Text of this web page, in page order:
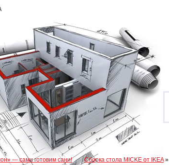
— сами готовим сани! Сборка стола MICKE от IKEA»